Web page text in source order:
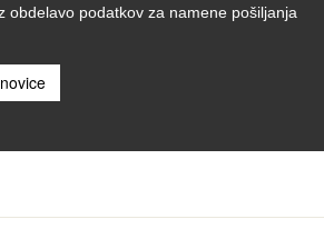
obdelavo podatkov za namene pošiljanja